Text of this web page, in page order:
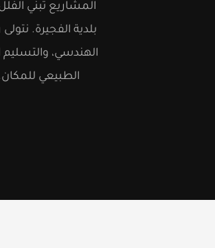
المشاريع تبني
بلدية الفجيرة.
الهندسي،
الطبيعي